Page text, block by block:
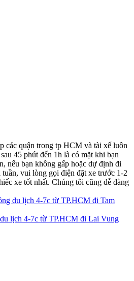
các quận trong tp HCM và tài xế luôn
45 phút đến 1h là có mặt khi bạn
nếu bạn không gấp hoặc dự định đi
vui lòng gọi điện đặt xe trước 1-2
xe tốt nhất. Chúng tôi cũng dễ dàng
du lịch 4-7c từ TP.HCM đi Tam
lịch 4-7c từ TP.HCM đi Lai Vung